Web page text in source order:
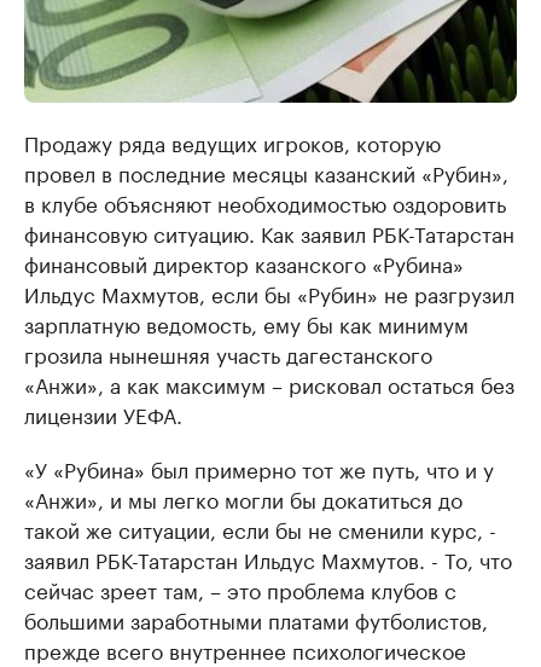
Продажу ряда ведущих игроков, которую
провел в последние месяцы казанский «Рубин»,
в клубе объясняют необходимостью оздоровить
финансовую ситуацию. Как заявил РБК-Татарстан
финансовый директор казанского «Рубина»
Ильдус Махмутов, если бы «Рубин» не разгрузил
зарплатную ведомость, ему бы как минимум
грозила нынешняя участь дагестанского
«Анжи», а как максимум – рисковал остаться без
лицензии УЕФА.
«У «Рубина» был примерно тот же путь, что и у
«Анжи», и мы легко могли бы докатиться до
такой же ситуации, если бы не сменили курс, -
заявил РБК-Татарстан Ильдус Махмутов. - То, что
сейчас зреет там, – это проблема клубов с
большими заработными платами футболистов,
прежде всего внутреннее психологическое